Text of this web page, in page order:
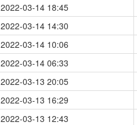
2022-03-14 18:45
2022-03-14 14:30
2022-03-14 10:06
2022-03-14 06:33
2022-03-13 20:05
2022-03-13 16:29
2022-03-13 12:43